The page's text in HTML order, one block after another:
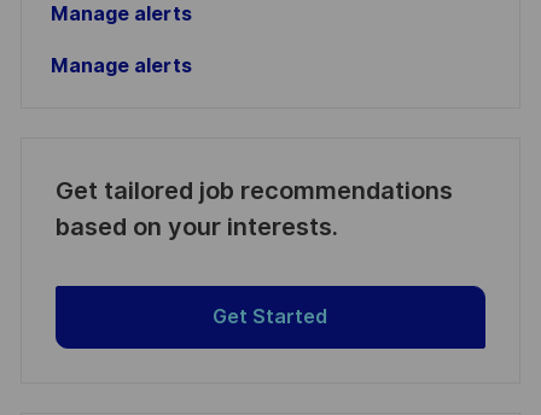
Manage alerts
Manage alerts
Get tailored job recommendations
based on your interests.
Get Started